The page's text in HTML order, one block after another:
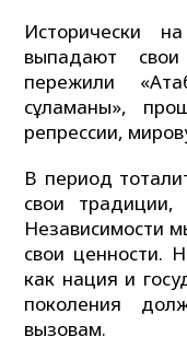
Исторически
выпадают
пережили
сұламаны»,
репрессии,
В период
свои
Независимости
свои ценности.
как нация и
поколения
вызовам.